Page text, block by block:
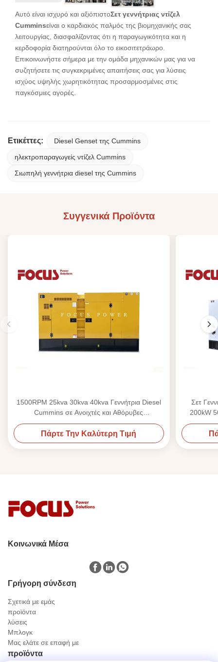
Αυτό είναι ισχυρό και αξιόπιστοΣετ γεννήτριας ντίζελ
Cumminsείναι ο καρδιακός παλμός της βιομηχανικής σας
λειτουργίας, διασφαλίζοντας ότι η παραγωγικότητα και η
κερδοφορία διατηρούνται όλο το εικοσιτετράωρο.
Επικοινωνήστε σήμερα με την ομάδα μηχανικών μας για να
συζητήσετε τις συγκεκριμένες απαιτήσεις σας για λύσεις
ισχύος υψηλής χωρητικότητας προσαρμοσμένες στις
παγκόσμιες αγορές.
Ετικέττες: Diesel Genset της Cummins
ηλεκτροπαραγωγείς ντίζελ Cummins
Σιωπηλή γεννήτρια diesel της Cummins
Συγγενικά Προϊόντα
1500RPM 25kva 30kva 40kva Γεννήτρια Diesel
Cummins σε Ανοιχτές και Αθόρυβες
Διαμορφώσεις
Πάρτε Την Καλύτερη Τιμή
Σετ
200kW
Κοινωνικά Μέσα
Γρήγορη σύνδεση
Σχετικά με εμάς
προϊόντα
λύσεις
Μπλογκ
Μας ελάτε σε επαφή με
προϊόντα